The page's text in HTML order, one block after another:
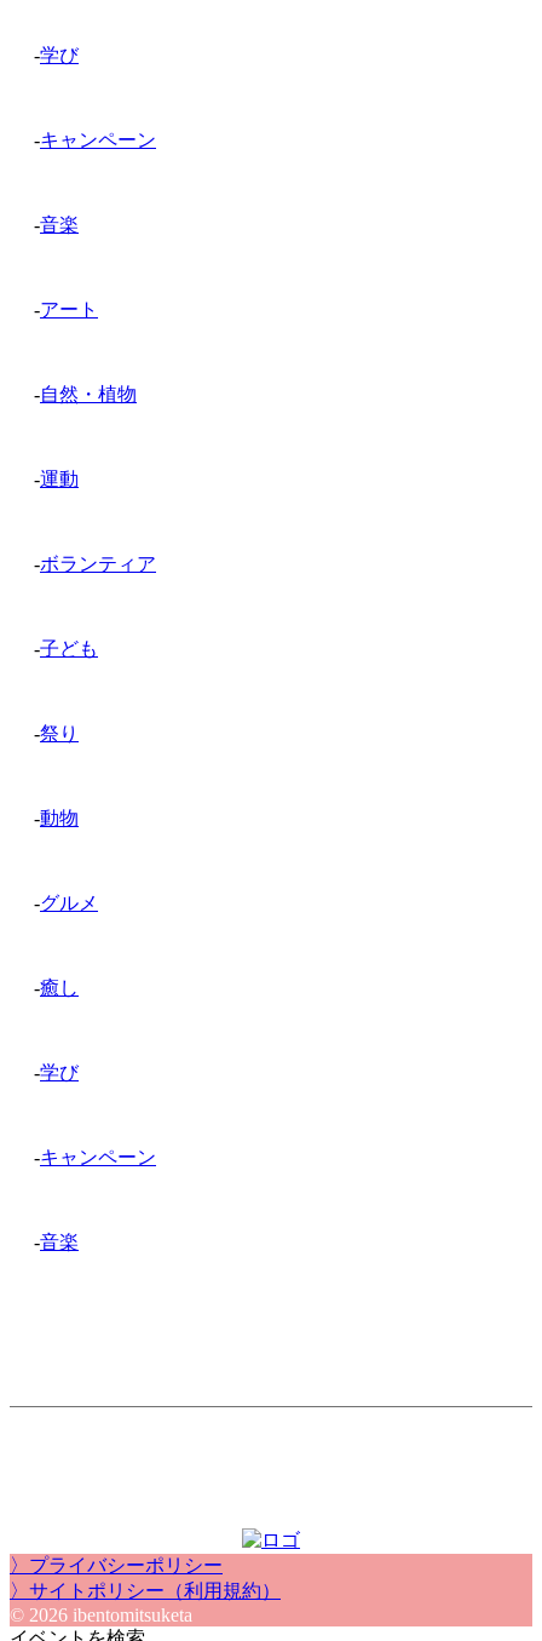
-学び
-キャンペーン
-音楽
-アート
-自然・植物
-運動
-ボランティア
-子ども
-祭り
-動物
-グルメ
-癒し
-学び
-キャンペーン
-音楽
〉プライバシーポリシー
〉サイトポリシー（利用規約）
© 2026 ibentomitsuketa